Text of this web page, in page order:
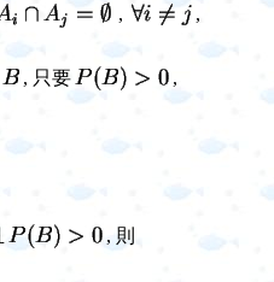
, ,
, 只要 ,
, 則